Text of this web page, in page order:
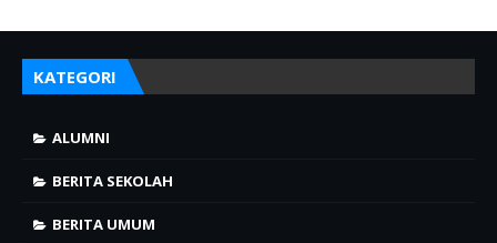
KATEGORI
ALUMNI
BERITA SEKOLAH
BERITA UMUM